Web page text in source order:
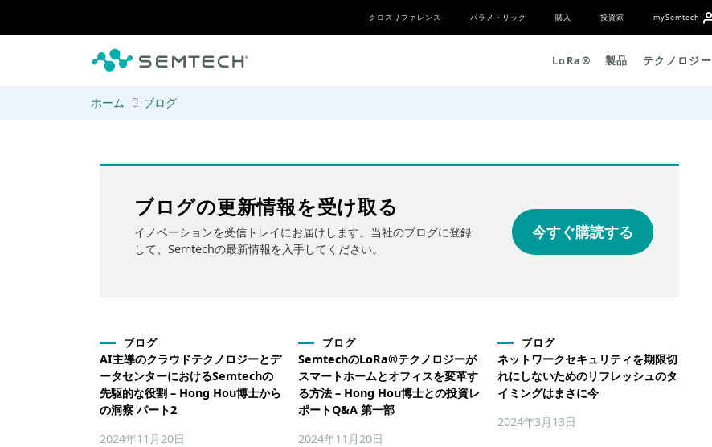
クロスリファレンス パラメトリック 購入 投資家 mySemtech
LoRa® 製品 テクノロジー
ホーム ブログ
ブログの更新情報を受け取る
イノベーションを受信トレイにお届けします。当社のブログに登録
して、Semtechの最新情報を入手してください。
今すぐ購読する
ブログ
AI主導のクラウドテクノロジーとデ
ータセンターにおけるSemtechの
先駆的な役割 – Hong Hou博士から
の洞察 パート2
2024年11月20日
ブログ
SemtechのLoRa®テクノロジーが
スマートホームとオフィスを変革す
る方法 – Hong Hou博士との投資レ
ポートQ&A 第一部
2024年11月20日
ブログ
ネットワークセキュリティを期限切
れにしないためのリフレッシュのタ
イミングはまさに今
2024年3月13日